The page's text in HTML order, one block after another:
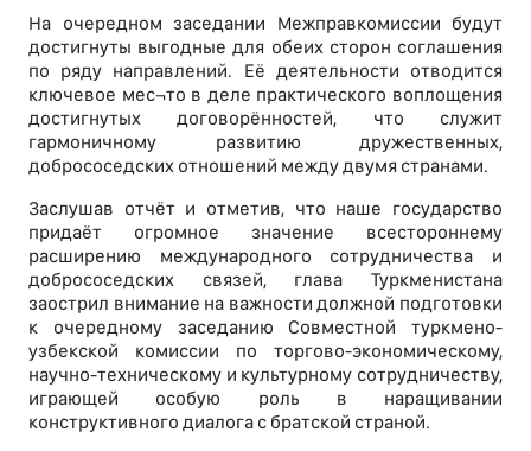
На очередном заседании Межправкомиссии будут
достигнуты выгодные для обеих сторон соглашения
по ряду направлений. Её деятельности отводится
ключевое мес¬то в деле практического воплощения
достигнутых договорённостей, что служит
гармоничному развитию дружественных,
добрососедских отношений между двумя странами.
Заслушав отчёт и отметив, что наше государство
придаёт огромное значение всестороннему
расширению международного сотрудничества и
добрососедских связей, глава Туркменистана
заострил внимание на важности должной подготовки
к очередному заседанию Совместной туркмено-
узбекской комиссии по торгово-экономическому,
научно-техническому и культурному сотрудничеству,
играющей особую роль в наращивании
конструктивного диалога с братской страной.